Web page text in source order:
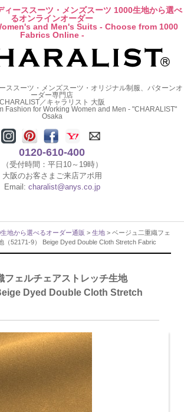
ィーススーツ・メンズスーツ 1000生地から選べ
るオンラインオーダー
and Men's Suits - Choose from 1000
Fabrics Online -
ススーツ・メンズスーツ・オリジナル制服、パターンオ
ーダー専門店
CHARALIST／キャラリスト 大阪
Fashion for Working Women and Men - "CHARALIST"
Osaka
0120-610-400
（受付時間：平日10～19時）
大阪のお客さまご来店アポ用
Email: charalist@anys.co.jp
地から選べるオーダー通販 >生地 > ベージュ二重織フェ
（52171-9） Beige Dyed Double Cloth Stretch Fabric
フェルチェアストレッチ生地
Dyed Double Cloth Stretch